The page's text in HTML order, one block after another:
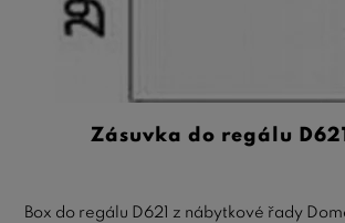
Zásuvka do regálu
Box do regálu D621 z nábytkové řady